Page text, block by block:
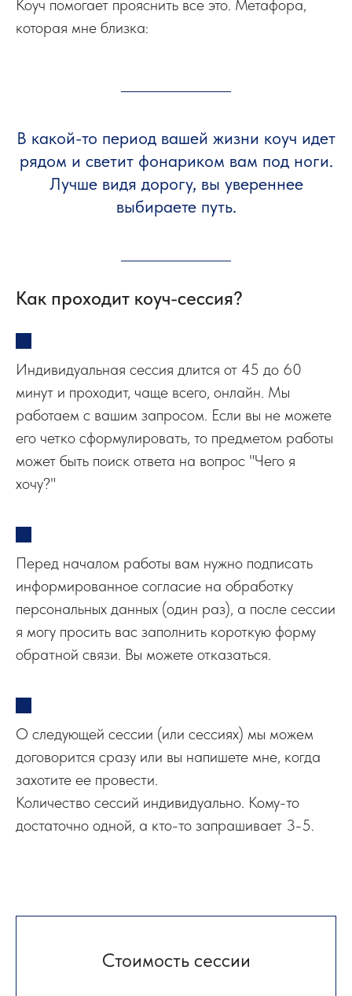
Коуч помогает прояснить все это. Метафора,
которая мне близка:
В какой-то период вашей жизни коуч идет
рядом и светит фонариком вам под ноги.
Лучше видя дорогу, вы увереннее
выбираете путь.
Как проходит коуч-сессия?
Индивидуальная сессия длится от 45 до 60
минут и проходит, чаще всего, онлайн. Мы
работаем с вашим запросом. Если вы не можете
его четко сформулировать, то предметом работы
может быть поиск ответа на вопрос "Чего я
хочу?"
Перед началом работы вам нужно подписать
информированное согласие на обработку
персональных данных (один раз), а после сессии
я могу просить вас заполнить короткую форму
обратной связи. Вы можете отказаться.
О следующей сессии (или сессиях) мы можем
договорится сразу или вы напишете мне, когда
захотите ее провести.
Количество сессий индивидуально. Кому-то
достаточно одной, а кто-то запрашивает 3-5.
Стоимость сессии